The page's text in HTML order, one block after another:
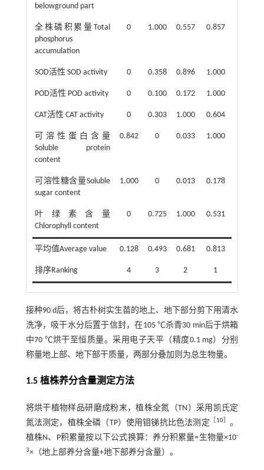
belowground part
全株磷积累量Total
phosphorus
accumulation
0 1.000 0.557 0.857
SOD活性 SOD activity 0 0.358 0.896 1.000
POD活性 POD activity 0 0.100 0.172 1.000
CAT活性 CAT activity 0 0.303 1.000 0.604
可溶性蛋白含量
Soluble protein
content
0.842 0 0.033 1.000
可溶性糖含量Soluble
sugar content
1.000 0 0.013 0.178
叶绿素含量
Chlorophyll content
0 0.725 1.000 0.531
平均值Average value 0.128 0.493 0.681 0.813
排序Ranking 4 3 2 1
接种90 d后，将古朴树实生苗的地上、地下部分剪下用清水
洗净，吸干水分后置于信封，在105 ℃杀青30 min后于烘箱
中70 ℃烘干至恒质量。采用电子天平（精度0.1 mg）分别
称量地上部、地下部干质量，两部分叠加则为总生物量。
1.5 植株养分含量测定方法
将烘干植物样品研磨成粉末，植株全氮（TN）采用凯氏定
氮法测定，植株全磷（TP）使用钼锑抗比色法测定
10
。
植株N、P积累量按以下公式换算：养分积累量=生物量×10-
3×（地上部养分含量+地下部养分含量）。